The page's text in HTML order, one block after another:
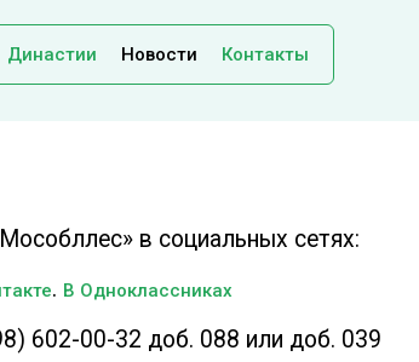
Династии Новости Контакты
в социальных сетях:
. В Одноклассниках
602-00-32 доб. 088 или доб. 039